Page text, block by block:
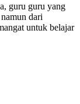
guru guru yang
dari
untuk belajar